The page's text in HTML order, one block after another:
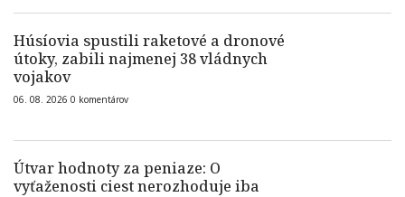
Húsíovia spustili raketové a dronové
útoky, zabili najmenej 38 vládnych
vojakov
06. 08. 2026 0 komentárov
Útvar hodnoty za peniaze: O
vyťaženosti ciest nerozhoduje iba